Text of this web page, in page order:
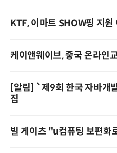
KTF, 이마트 SHOW핑 지원
케이앤웨이브, 중국 온라인
[알림] `제9회 한국 자바개
집
빌 게이츠 "u컴퓨팅 보편화